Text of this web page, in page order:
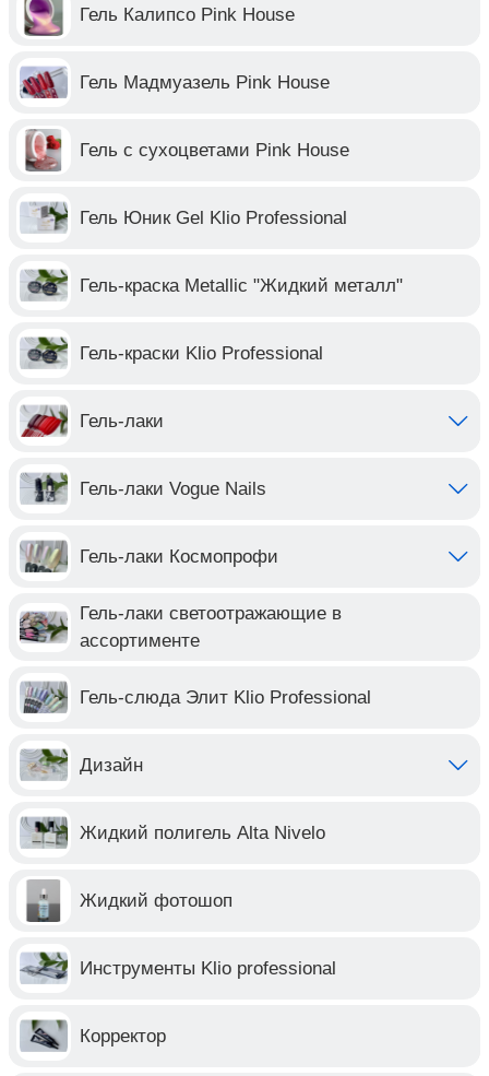
Гель Калипсо Pink House
Гель Мадмуазель Pink House
Гель с сухоцветами Pink House
Гель Юник Gel Klio Professional
Гель-краска Metallic "Жидкий металл"
Гель-краски Klio Professional
Гель-лаки
Гель-лаки Vogue Nails
Гель-лаки Космопрофи
Гель-лаки светоотражающие в
ассортименте
Гель-слюда Элит Klio Professional
Дизайн
Жидкий полигель Alta Nivelo
Жидкий фотошоп
Инструменты Klio professional
Корректор